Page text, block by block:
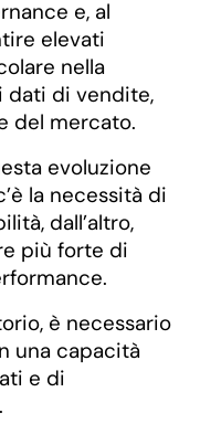
e, al
elevati
nella
dati di vendite,
del mercato.
evoluzione
la necessità di
dall’altro,
più forte di
è necessario
una capacità
e di